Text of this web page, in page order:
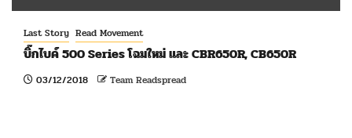
Last Story Read Movement
บิ๊กไบค์ 500 Series โฉมใหม่ และ CBR650R, CB650R
03/12/2018 Team Readspread